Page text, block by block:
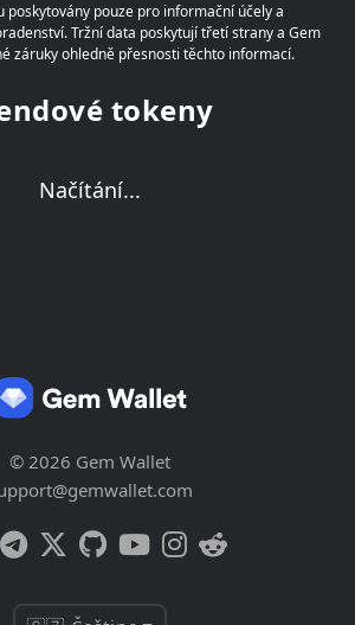
poskytovány pouze pro informační účely a
Tržní data poskytují třetí strany a Gem
záruky ohledně přesnosti těchto informací.
tokeny
Načítání...
© 2026 Gem Wallet